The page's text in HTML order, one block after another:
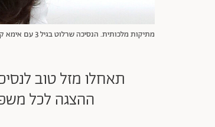
מתיקות מלכותית. הנסיכה שרלוט בגיל 3 עם אימא קייט מידלטון | צילום: Gettyimages
תאחלו מזל טוב
ההצגה לכל